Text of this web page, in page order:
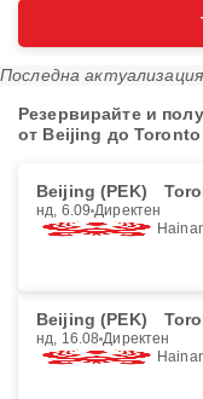
Последна
Резервирайте и
от Beijing до Toronto
Beijing (PEK)
нд, 6.09 Директен
Beijing (PEK)
нд, 16.08 Директен